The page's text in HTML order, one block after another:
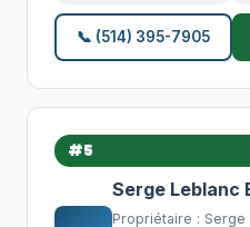
📞 (514) 395-7905
#5
Serge Leblanc
Propriétaire : Serge